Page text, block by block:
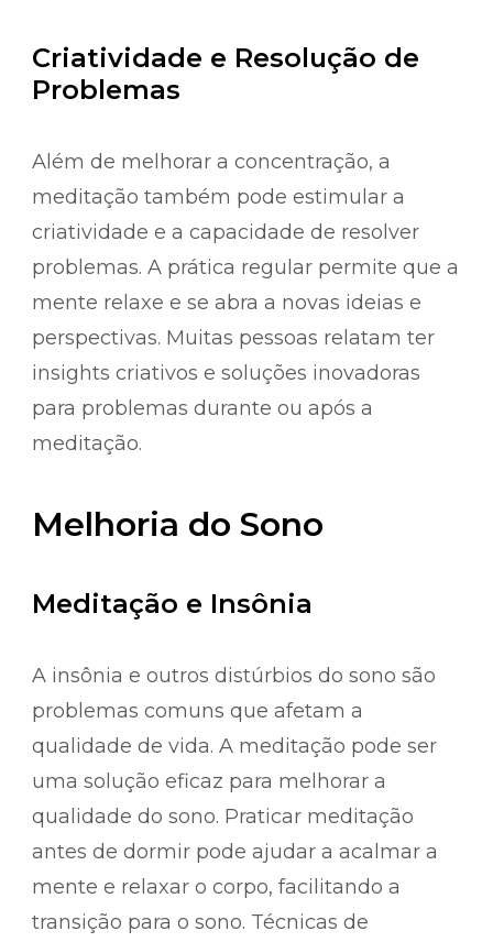
Criatividade e Resolução de
Problemas
Além de melhorar a concentração, a
meditação também pode estimular a
criatividade e a capacidade de resolver
problemas. A prática regular permite que a
mente relaxe e se abra a novas ideias e
perspectivas. Muitas pessoas relatam ter
insights criativos e soluções inovadoras
para problemas durante ou após a
meditação.
Melhoria do Sono
Meditação e Insônia
A insônia e outros distúrbios do sono são
problemas comuns que afetam a
qualidade de vida. A meditação pode ser
uma solução eficaz para melhorar a
qualidade do sono. Praticar meditação
antes de dormir pode ajudar a acalmar a
mente e relaxar o corpo, facilitando a
transição para o sono. Técnicas de